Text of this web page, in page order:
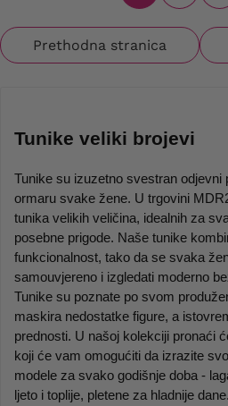
Prethodna stranica
Tunike veliki brojevi
Tunike su izuzetno svestran odjevni
ormaru svake žene. U trgovini
tunika velikih veličina, idealnih za
posebne prigode. Naše tunike
funkcionalnost, tako da se svaka
samouvjereno i izgledati moderno
Tunike su poznate po svom
maskira nedostatke figure, a
prednosti. U našoj kolekciji pronaći
koji će vam omogućiti da izrazite
modele za svako godišnje doba -
ljeto i toplije, pletene za hladnije